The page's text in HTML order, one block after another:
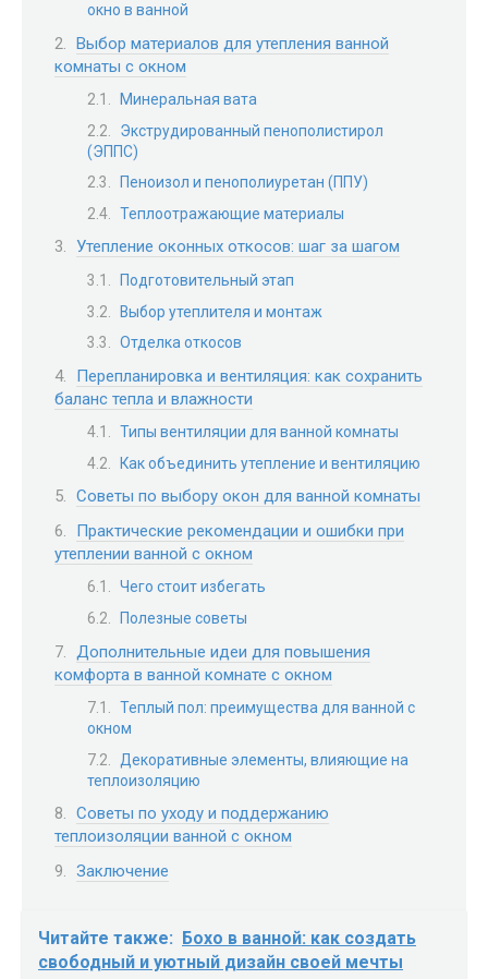
окно в ванной
Выбор материалов для утепления ванной
комнаты с окном
Минеральная вата
Экструдированный пенополистирол
(ЭППС)
Пеноизол и пенополиуретан (ППУ)
Теплоотражающие материалы
Утепление оконных откосов: шаг за шагом
Подготовительный этап
Выбор утеплителя и монтаж
Отделка откосов
Перепланировка и вентиляция: как сохранить
баланс тепла и влажности
Типы вентиляции для ванной комнаты
Как объединить утепление и вентиляцию
Советы по выбору окон для ванной комнаты
Практические рекомендации и ошибки при
утеплении ванной с окном
Чего стоит избегать
Полезные советы
Дополнительные идеи для повышения
комфорта в ванной комнате с окном
Теплый пол: преимущества для ванной с
окном
Декоративные элементы, влияющие на
теплоизоляцию
Советы по уходу и поддержанию
теплоизоляции ванной с окном
Заключение
Читайте также:
Бохо в ванной: как создать
свободный и уютный дизайн своей мечты